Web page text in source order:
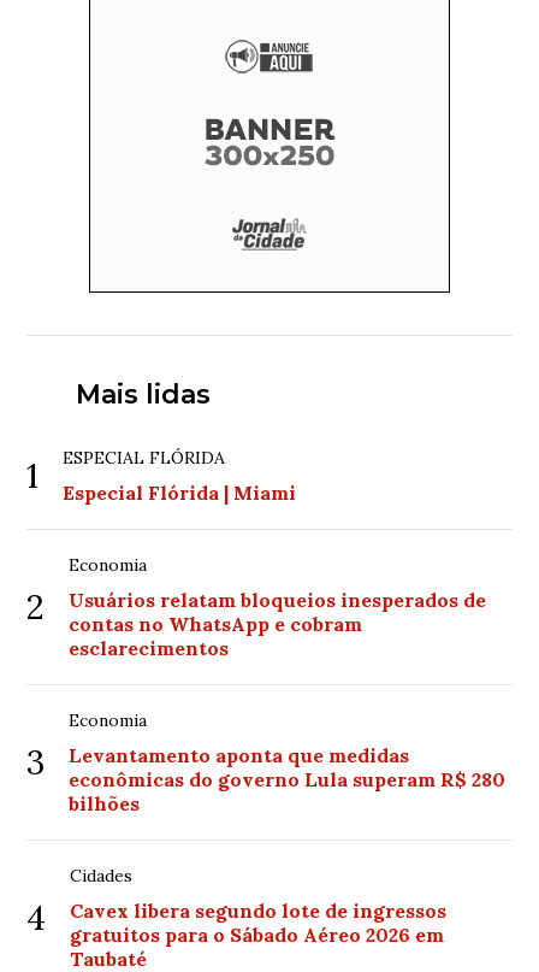
Mais lidas
1 ESPECIAL FLÓRIDA
Especial Flórida | Miami
2
Economia
Usuários relatam bloqueios inesperados de
contas no WhatsApp e cobram
esclarecimentos
3
Economia
Levantamento aponta que medidas
econômicas do governo Lula superam R$ 280
bilhões
4
Cidades
Cavex libera segundo lote de ingressos
gratuitos para o Sábado Aéreo 2026 em
Taubaté